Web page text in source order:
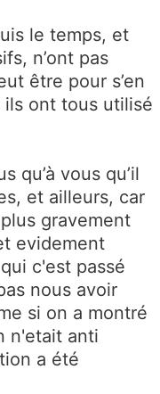
le temps, et
n’ont pas
être pour s’en
ils ont tous utilisé
qu’à vous qu’il
et ailleurs, car
gravement
evidement
c'est passé
nous avoir
si on a montré
n'etait anti
a été